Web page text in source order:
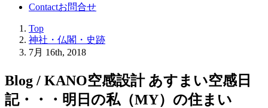
Contactお問合せ
Top
神社・仏閣・史跡
7月 16th, 2018
Blog / KANO空感設計 あすまい空感日
記・・・明日の私（MY）の住まい